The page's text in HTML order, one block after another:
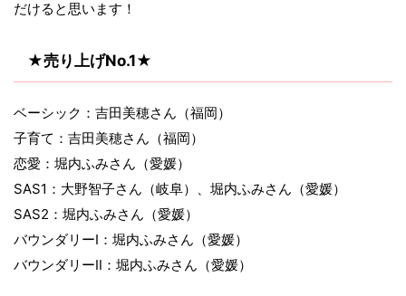
だけると思います！
★売り上げNo.1★
ベーシック：吉田美穂さん（福岡）
子育て：吉田美穂さん（福岡）
恋愛：堀内ふみさん（愛媛）
SAS1：大野智子さん（岐阜）、堀内ふみさん（愛媛）
SAS2：堀内ふみさん（愛媛）
バウンダリーⅠ：堀内ふみさん（愛媛）
バウンダリーⅡ：堀内ふみさん（愛媛）